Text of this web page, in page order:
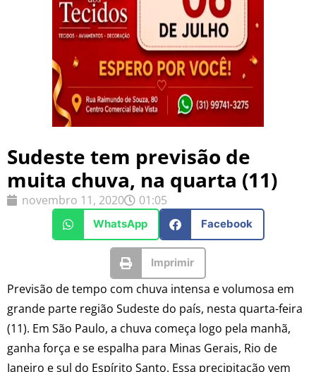
Sudeste tem previsão de
muita chuva, na quarta (11)
novembro 11, 2020 01:05
WhatsApp Facebook
Imprimir
Previsão de tempo com chuva intensa e volumosa em
grande parte região Sudeste do país, nesta quarta-feira
(11). Em São Paulo, a chuva começa logo pela manhã,
ganha força e se espalha para Minas Gerais, Rio de
Janeiro e sul do Espírito Santo. Essa precipitação vem